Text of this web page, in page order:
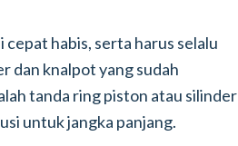
cepat habis, serta harus selalu
dan knalpot yang sudah
tanda ring piston atau silinder
untuk jangka panjang.